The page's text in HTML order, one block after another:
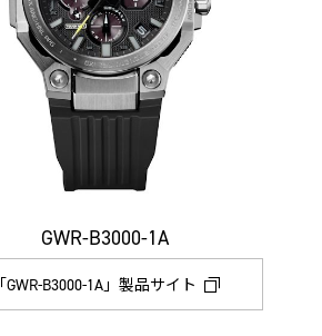
GWR-B3000-1A
「GWR-B3000-1A」製品サイト